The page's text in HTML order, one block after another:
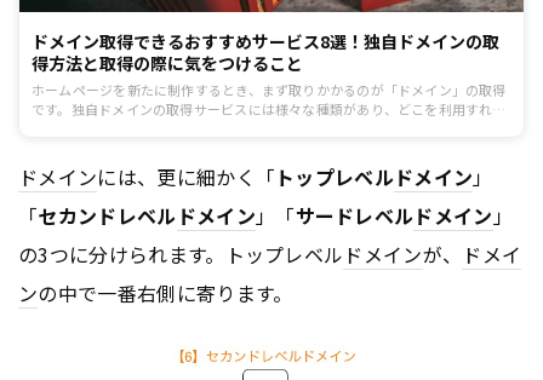
ドメイン取得できるおすすめサービス8選！独自ドメインの取
得方法と取得の際に気をつけること
ホームページを新たに制作するとき、まず取りかかるのが「ドメイン」の取得
です。独自ドメインの取得サービスには様々な種類があり、どこを利用すれば
りと特徴があります。記事では、おすすめの独自ドメイン取得サイトを8つ紹
介します。
ドメインには、更に細かく「 トップレベルドメイン 」
「セカンドレベル ドメイン 」「サードレベルドメイン 」
の3つに分けられます。トップレベル ドメインが、
ドメイ
ンの中で一番右側に寄ります。